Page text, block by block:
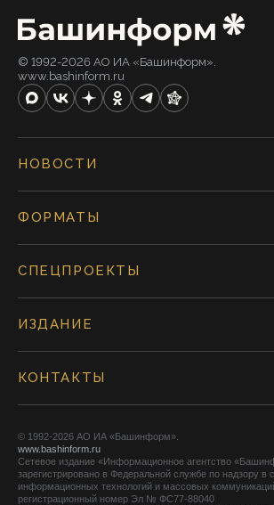
© 1992-2026 АО ИА «Башинформ».
www.bashinform.ru
НОВОСТИ
ФОРМАТЫ
СПЕЦПРОЕКТЫ
ИЗДАНИЕ
КОНТАКТЫ
© 1992-2026 АО ИА «Башинформ».
www.bashinform.ru
Сетевое издание «Информационное агентство
зарегистрировано в Федеральной службе по надзору в
информационных технологий и массовых
регистрационный номер Эл № ФС77-88040